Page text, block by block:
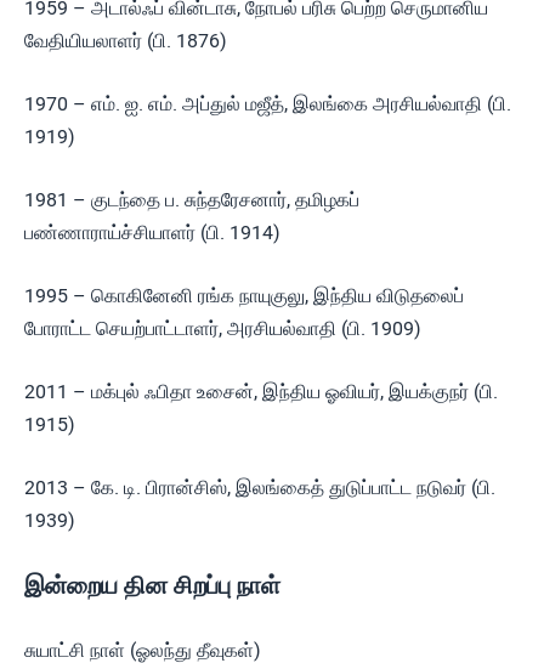
1959 – அடால்ஃப் வின்டாசு, நோபல் பரிசு பெற்ற செருமானிய
வேதியியலாளர் (பி. 1876)
1970 – எம். ஐ. எம். அப்துல் மஜீத், இலங்கை அரசியல்வாதி (பி.
1919)
1981 – குடந்தை ப. சுந்தரேசனார், தமிழகப்
பண்ணாராய்ச்சியாளர் (பி. 1914)
1995 – கொகினேனி ரங்க நாயுகுலு, இந்திய விடுதலைப்
போராட்ட செயற்பாட்டாளர், அரசியல்வாதி (பி. 1909)
2011 – மக்புல் ஃபிதா உசைன், இந்திய ஓவியர், இயக்குநர் (பி.
1915)
2013 – கே. டி. பிரான்சிஸ், இலங்கைத் துடுப்பாட்ட நடுவர் (பி.
1939)
இன்றைய தின சிறப்பு நாள்
சுயாட்சி நாள் (ஓலந்து தீவுகள்)